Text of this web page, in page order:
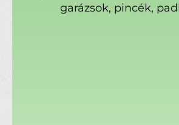
garázsok, pincék,